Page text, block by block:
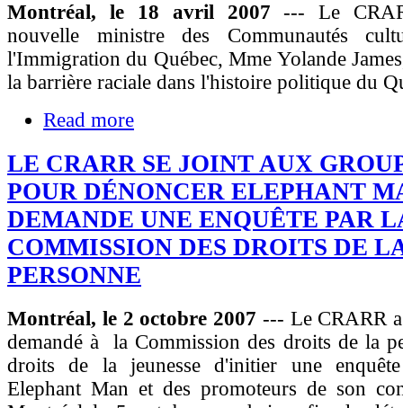
Montréal, le 18 avril 2007 --- Le
nouvelle ministre des Communautés
l'Immigration du Québec, Mme Yolande
la barrière raciale dans l'histoire politique du
Read more
LE CRARR SE JOINT AUX
POUR DÉNONCER ELEPHANT
DEMANDE UNE ENQUÊTE PAR
COMMISSION DES DROITS DE
PERSONNE
Montréal, le 2 octobre 2007 --- Le CRARR
demandé à la Commission des droits de la
droits de la jeunesse d'initier une
Elephant Man et des promoteurs de son